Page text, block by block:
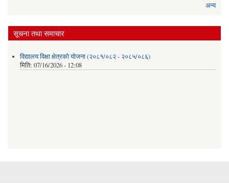
अन्य
सूचना तथा समाचार
विद्यालय विक्षा क्षेत्रको योजना (२०८१/०८२ - २०८५/०८६)
मिति: 07/16/2026 - 12:08